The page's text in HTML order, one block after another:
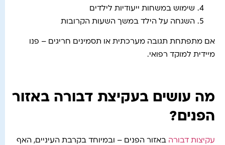
שימוש במשחות ייעודיות לילדים
השגחה על הילד במשך השעות הקרובות
אם מתפתחת תגובה מערכתית או תסמינים חריגים – פנו
מיידית למוקד רפואי.
מה עושים בעקיצת דבורה באזור
הפנים?
עקיצות דבורה באזור הפנים – ובמיוחד בקרבת העיניים, האף